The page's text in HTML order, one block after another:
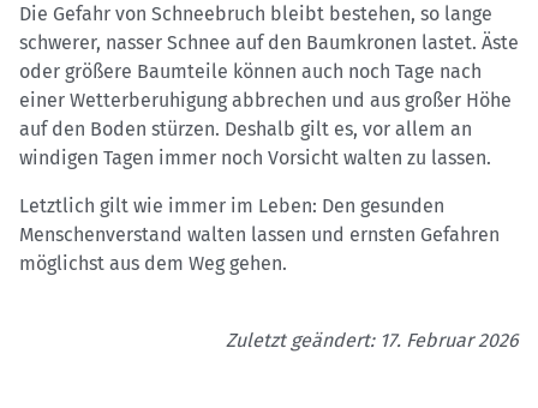
Die Gefahr von Schneebruch bleibt bestehen, so lange
schwerer, nasser Schnee auf den Baumkronen lastet. Äste
oder größere Baumteile können auch noch Tage nach
einer Wetterberuhigung abbrechen und aus großer Höhe
auf den Boden stürzen. Deshalb gilt es, vor allem an
windigen Tagen immer noch Vorsicht walten zu lassen.
Letztlich gilt wie immer im Leben: Den gesunden
Menschenverstand walten lassen und ernsten Gefahren
möglichst aus dem Weg gehen.
Zuletzt geändert: 17. Februar 2026